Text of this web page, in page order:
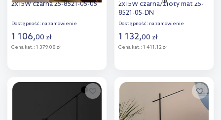
2x15W czarna 25-8521-05-05
Dostępność: na zamówienie
1 106,00 zł
Cena kat.: 1 379,08 zł
porównania
2x15W czarna/złoty mat 25-
8521-05-DN
Dostępność: na zamówienie
1 132,00 zł
Cena kat.: 1 411,12 zł
porównania